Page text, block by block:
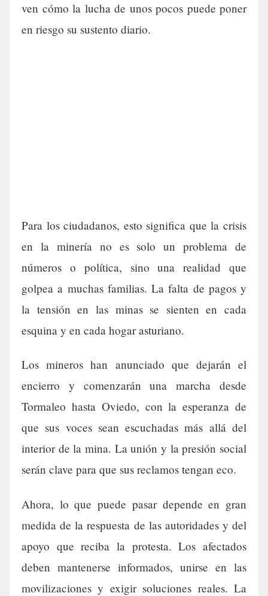
ven cómo la lucha de unos pocos puede poner
en riesgo su sustento diario.
Para los ciudadanos, esto significa que la crisis
en la minería no es solo un problema de
números o política, sino una realidad que
golpea a muchas familias. La falta de pagos y
la tensión en las minas se sienten en cada
esquina y en cada hogar asturiano.
Los mineros han anunciado que dejarán el
encierro y comenzarán una marcha desde
Tormaleo hasta Oviedo, con la esperanza de
que sus voces sean escuchadas más allá del
interior de la mina. La unión y la presión social
serán clave para que sus reclamos tengan eco.
Ahora, lo que puede pasar depende en gran
medida de la respuesta de las autoridades y del
apoyo que reciba la protesta. Los afectados
deben mantenerse informados, unirse en las
movilizaciones y exigir soluciones reales. La